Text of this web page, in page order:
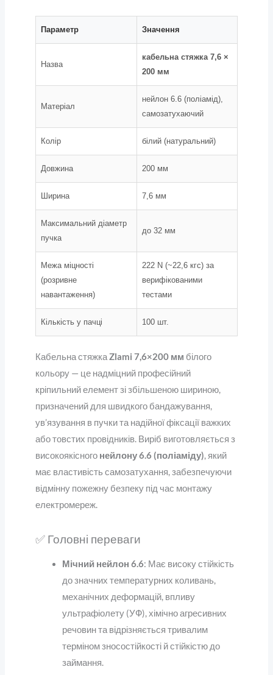
Параметр Значення
Назва
кабельна стяжка 7,6 ×
200 мм
Матеріал
нейлон 6.6 (поліамід),
самозатухаючий
Колір білий (натуральний)
Довжина 200 мм
Ширина 7,6 мм
Максимальний діаметр
пучка
до 32 мм
Межа міцності
(розривне
навантаження)
222 N (~22,6 кгс) за
верифікованими
тестами
Кількість у пачці 100 шт.
Кабельна стяжкаZlami 7,6×200 мм білого
кольору — це надміцний професійний
кріпильний елемент зі збільшеною шириною,
призначений для швидкого бандажування,
ув’язування в пучки та надійної фіксації важких
або товстих провідників. Виріб виготовляється з
високоякісного нейлону 6.6 (поліаміду), який
має властивість самозатухання, забезпечуючи
відмінну пожежну безпеку під час монтажу
електромереж.
✅ Головні переваги
Мічний нейлон 6.6: Має високу стійкість
до значних температурних коливань,
механічних деформацій, впливу
ультрафіолету (УФ), хімічно агресивних
речовин та відрізняється тривалим
терміном зносостійкості й стійкістю до
займання.